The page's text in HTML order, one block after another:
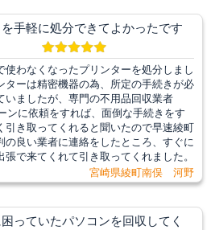
手軽に処分できてよかったです
使わなくなったプリンターを処分しまし
ターは精密機器の為、所定の手続きが必
いましたが、専門の不用品回収業者
ンに依頼をすれば、面倒な手続きをす
引き取ってくれると聞いたので早速綾町
の良い業者に連絡をしたところ、すぐに
張で来てくれて引き取ってくれました。
宮崎県綾町南俣 河野
っていたパソコンを回収してく